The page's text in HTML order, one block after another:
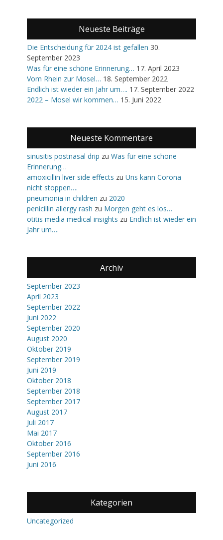
Neueste Beiträge
Die Entscheidung für 2024 ist gefallen 30.
September 2023
Was für eine schöne Erinnerung… 17. April 2023
Vom Rhein zur Mosel… 18. September 2022
Endlich ist wieder ein Jahr um…. 17. September 2022
2022 – Mosel wir kommen… 15. Juni 2022
Neueste Kommentare
sinusitis postnasal drip zu Was für eine schöne
Erinnerung…
amoxicillin liver side effects zu Uns kann Corona
nicht stoppen….
pneumonia in children zu 2020
penicillin allergy rash zu Morgen geht es los…
otitis media medical insights zu Endlich ist wieder ein
Jahr um….
Archiv
September 2023
April 2023
September 2022
Juni 2022
September 2020
August 2020
Oktober 2019
September 2019
Juni 2019
Oktober 2018
September 2018
September 2017
August 2017
Juli 2017
Mai 2017
Oktober 2016
September 2016
Juni 2016
Kategorien
Uncategorized